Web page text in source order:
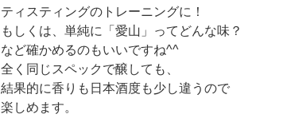
ティスティングのトレーニングに！
もしくは、単純に「愛山」ってどんな味？
など確かめるのもいいですね^^
全く同じスペックで醸しても、
結果的に香りも日本酒度も少し違うので
楽しめます。